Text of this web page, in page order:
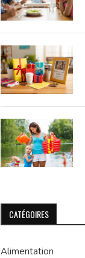
CATÉGOIRES
Alimentation